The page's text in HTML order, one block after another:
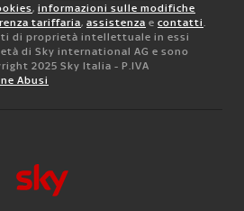
, informazioni sulle modifiche
tariffaria, assistenza e contatti.
di proprietà intellettuale in essi
di Sky international AG e sono
2025 Sky Italia - P.IVA
Abusi